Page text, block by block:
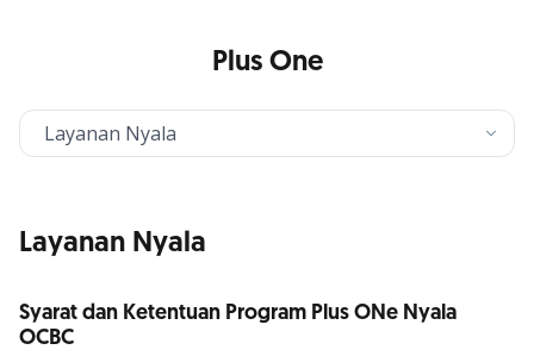
Plus One
Layanan Nyala
Syarat dan Ketentuan Program Plus ONe Nyala
OCBC